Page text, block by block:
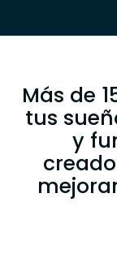
Más de
tus
y